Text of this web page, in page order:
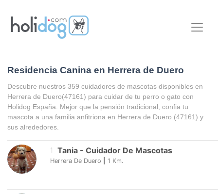
Residencia Canina en Herrera de Duero
Descubre nuestros 359 cuidadores de mascotas disponibles en
Herrera de Duero(47161) para cuidar de tu perro o gato con
Holidog España. Mejor que la pensión tradicional, confia tu
mascota a una familia anfitriona en Herrera de Duero (47161) y
sus alrededores.
1 Tania - Cuidador De Mascotas
Herrera De Duero 1 Km.